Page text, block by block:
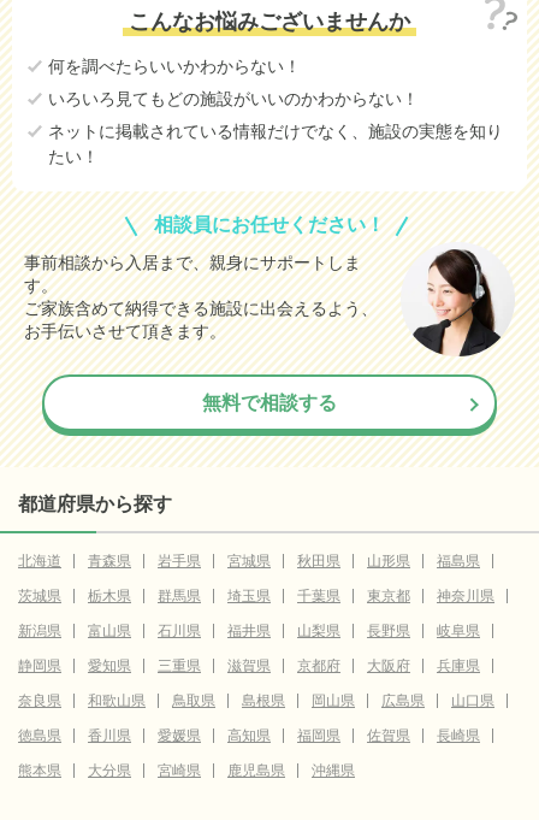
こんなお悩みございませんか
何を調べたらいいかわからない！
いろいろ見てもどの施設がいいのかわからない！
ネットに掲載されている情報だけでなく、施設の実態を知り
たい！
相談員にお任せください！
事前相談から入居まで、親身にサポートしま
す。
ご家族含めて納得できる施設に出会えるよう、
お手伝いさせて頂きます。
無料で相談する
都道府県から探す
北海道 青森県 岩手県 宮城県 秋田県 山形県
福島県
茨城県
栃木県 群馬県 埼玉県 千葉県 東京都
神奈川県
新潟県
富山県 石川県 福井県 山梨県 長野県
岐阜県
静岡県
愛知県 三重県 滋賀県 京都府 大阪府
兵庫県
奈良県
和歌山県 鳥取県 島根県 岡山県 広島県
山口県
徳島県
香川県 愛媛県 高知県 福岡県 佐賀県
長崎県
熊本県
大分県 宮崎県 鹿児島県 沖縄県